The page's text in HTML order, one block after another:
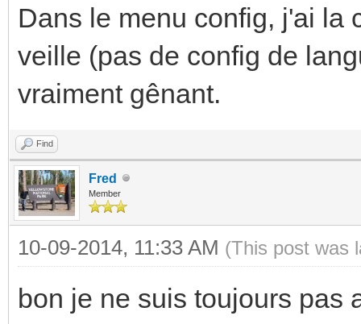
Dans le menu config, j'ai la
veille (pas de config de
vraiment gênant.
Find
Fred
Member
10-09-2014, 11:33 AM (This post was
bon je ne suis toujours pas